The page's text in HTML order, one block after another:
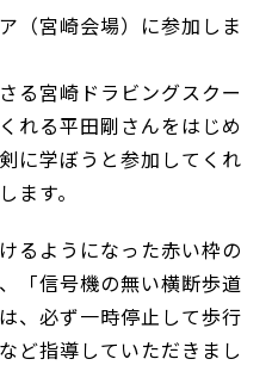
（宮崎会場）に参加しま
る宮崎ドラビングスクー
れる平田剛さんをはじめ
に学ぼうと参加してくれ
ます。
るようになった赤い枠の
「信号機の無い横断歩道
、必ず一時停止して歩行
ど指導していただきまし